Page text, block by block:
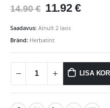
14.90€ Algne
oli:
14.90 €.
11.92 €
Saadavus: Ainult 2 laos
Bränd: Herbatint
LISA